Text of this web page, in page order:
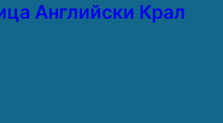
Английски Крал